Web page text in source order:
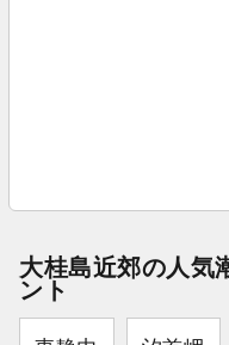
大桂島近郊の人気
ント